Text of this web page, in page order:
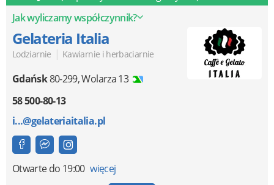
Jak wyliczamy współczynnik?
Gelateria Italia
Lodziarnie | Kawiarnie i herbaciarnie
Gdańsk80-299,Wolarza 13
58 500-80-13
i...@gelateriaitalia.pl
Otwartedo 19:00 więcej